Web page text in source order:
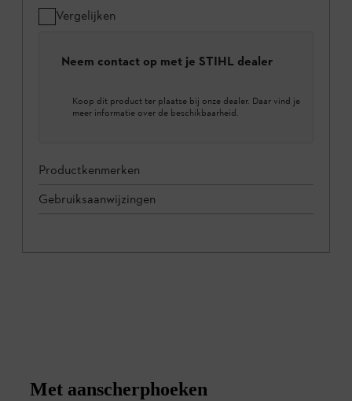
Vergelijken
Neem contact op met je STIHL dealer
Koop dit product ter plaatse bij onze dealer. Daar vind je
meer informatie over de beschikbaarheid.
Productkenmerken
Gebruiksaanwijzingen
Met aanscherphoeken